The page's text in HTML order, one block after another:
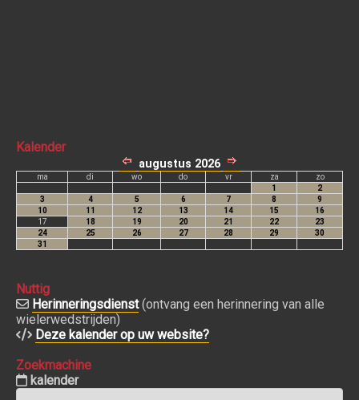
Kalender
Nuttig
Herinneringsdienst(ontvang een herinnering van alle
wielerwedstrijden)
Deze kalender op uw website?
Zoekmachine
kalender